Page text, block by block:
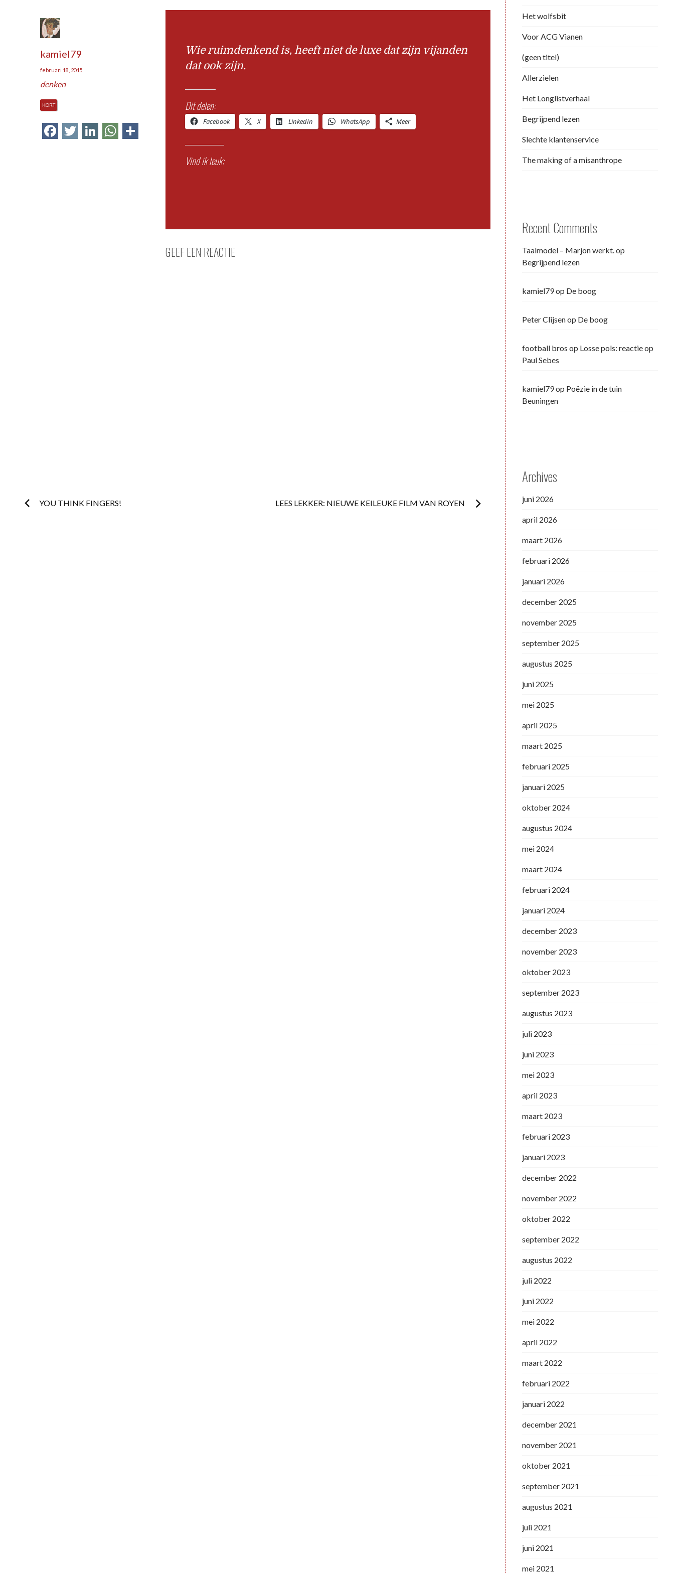
kamiel79
februari 18, 2015
denken
KORT
Facebook
Twitter
LinkedInWhatsApp
Wie ruimdenkend is, heeft niet de luxe dat zijn vijanden
dat ook zijn.
Dit delen:
Facebook X LinkedIn WhatsApp Meer
Vind ik leuk:
GEEF EEN REACTIE
Post
YOU THINK FINGERS! LEES LEKKER: NIEUWE KEILEUKE FILM VAN ROYEN
Het wolfsbit
Voor ACG Vianen
(geen titel)
Allerzielen
Het Longlistverhaal
Begrijpend lezen
Slechte klantenservice
The making of a misanthrope
Recent Comments
Taalmodel – Marjon werkt.op
Begrijpend lezen
kamiel79op De boog
Peter Clijsenop De boog
football bros op Losse pols: reactie op
Paul Sebes
kamiel79op Poëzie in de tuin
Beuningen
Archives
juni 2026
april 2026
maart 2026
februari 2026
januari 2026
december 2025
november 2025
september 2025
augustus 2025
juni 2025
mei 2025
april 2025
maart 2025
februari 2025
januari 2025
oktober 2024
augustus 2024
mei 2024
maart 2024
februari 2024
januari 2024
december 2023
november 2023
oktober 2023
september 2023
augustus 2023
juli 2023
juni 2023
mei 2023
april 2023
maart 2023
februari 2023
januari 2023
december 2022
november 2022
oktober 2022
september 2022
augustus 2022
juli 2022
juni 2022
mei 2022
april 2022
maart 2022
februari 2022
januari 2022
december 2021
november 2021
oktober 2021
september 2021
augustus 2021
juli 2021
juni 2021
mei 2021